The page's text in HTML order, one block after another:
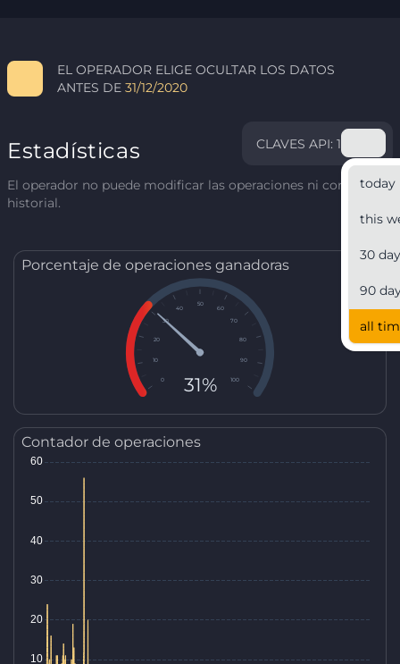
EL OPERADOR ELIGE OCULTAR LOS DATOS
ANTES DE 31/12/2020
Estadísticas CLAVES API: 1
today
this
30
90
all
El operador no puede modificar las operaciones ni corregir el
historial.
Porcentaje de operaciones ganadoras
0
10
20
30
40
50
60
70
80
90
100
31%
Contador de operaciones